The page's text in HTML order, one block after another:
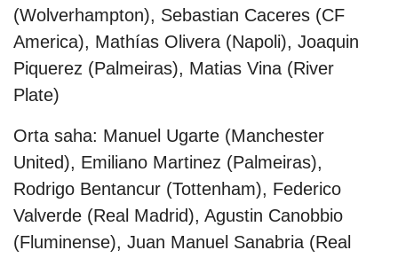
(Wolverhampton), Sebastian Caceres (CF
America), Mathías Olivera (Napoli), Joaquin
Piquerez (Palmeiras), Matias Vina (River
Plate)
Orta saha: Manuel Ugarte (Manchester
United), Emiliano Martinez (Palmeiras),
Rodrigo Bentancur (Tottenham), Federico
Valverde (Real Madrid), Agustin Canobbio
(Fluminense), Juan Manuel Sanabria (Real